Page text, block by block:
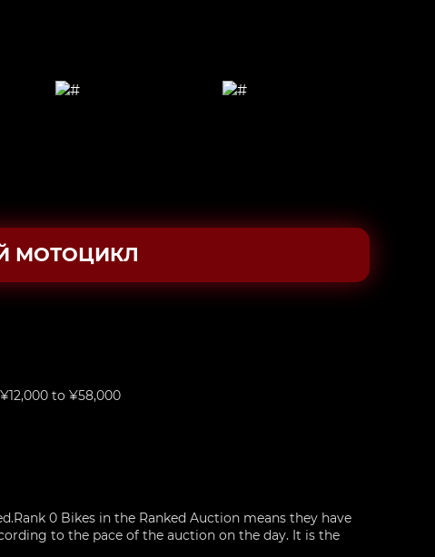
МОТОЦИКЛ
to ¥58,000
0 Bikes in the Ranked Auction means they have
to the pace of the auction on the day. It is the